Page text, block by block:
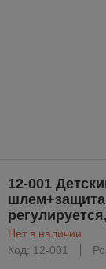
12-001
Нет в наличии
Код: 12-001